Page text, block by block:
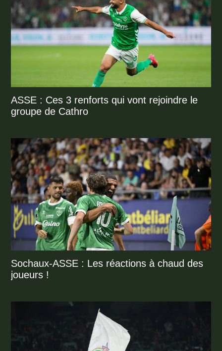
ASSE : Ces 3 renforts qui vont rejoindre le
groupe de Cathro
Sochaux-ASSE : Les réactions à chaud des
joueurs !